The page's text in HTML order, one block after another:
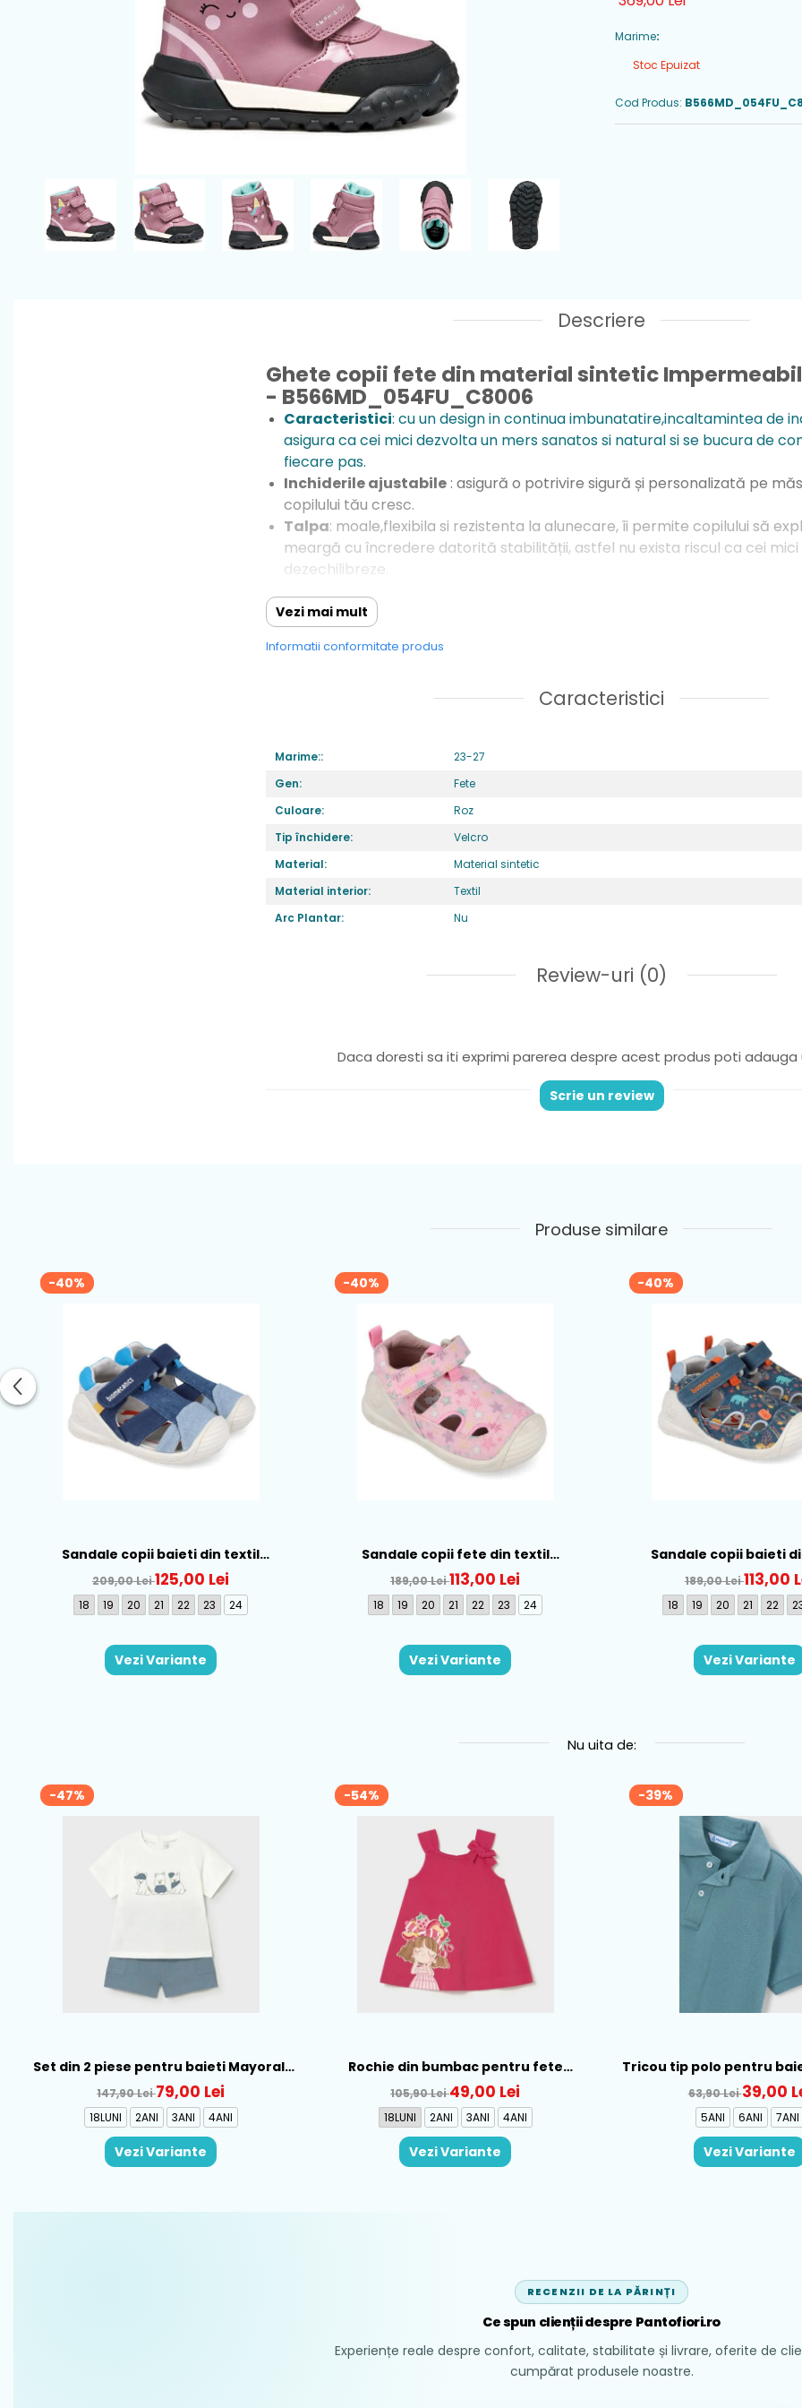
Marime:
Stoc Epuizat
Cod Produs:
Descriere
Ghete copii fete din material sintetic
- B566MD_054FU_C8006
Caracteristici: cu un design in continua imbunatatire,incaltamintea de
asigura ca cei mici dezvolta un mers sanatos si natural si se bucura de
fiecare pas.
Inchiderile ajustabile : asigură o potrivire sigură și personalizată pe
copilului tău cresc.
Talpa: moale,flexibila si rezistenta la alunecare, îi permite copilului să
meargă cu încredere datorită stabilității, astfel nu exista riscul ca cei mici
dezechilibreze.
Material: material sintetic
Greutate: foarte usori ,potriviti pentru picior normal
Varf: din cauciuc, ce ofera protectie degetelor
Vezi mai mult
Informatii conformitate produs
Caracteristici
Marime::
23-27
Gen:
Fete
Culoare:
Roz
Tip închidere:
Velcro
Material:
Material sintetic
Material interior:
Textil
Arc Plantar:
Nu
Review-uri (0)
Daca doresti sa iti exprimi parerea despre acest produs poti adauga
Scrie un review
Produse similare
-40%
Sandale copii baieti din textil
Biomecanics, Albastru - 262186-A008
209,00 Lei125,00 Lei
18 19 20 21 22 23 24
Vezi Variante
-40%
Sandale copii fete din textil
Biomecanics, Roz - 262177-A032
189,00 Lei113,00 Lei
18 19 20 21 22 23 24
Vezi Variante
-40%
Sandale copii baieti
Biomecanics, Albastru -
189,00 Lei113,00
18 19 20 21 22
Vezi Variante
Nu uita de:
-47%
Set din 2 piese pentru baieti Mayoral,
Alb-Albastru - 1665-31
147,90 Lei79,00 Lei
18LUNI 2ANI 3ANI 4ANI
Vezi Variante
-54%
Rochie din bumbac pentru fete
Mayoral, Rosu - 1930-069
105,90 Lei49,00 Lei
18LUNI 2ANI 3ANI 4ANI
Vezi Variante
-39%
Tricou tip polo pentru
Verde - 150-12
63,90 Lei39,00
5ANI 6ANI 7ANI
Vezi Variante
RECENZII DE LA PĂRINȚI
Ce spun clienții despre Pantofiori.ro
Experiențe reale despre confort, calitate, stabilitate și livrare, oferite de
cumpărat produsele noastre.